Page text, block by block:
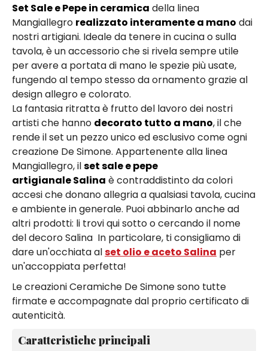
Set Sale e Pepe in ceramica della linea
Mangiallegro realizzato interamente a mano dai
nostri artigiani. Ideale da tenere in cucina o sulla
tavola, è un accessorio che si rivela sempre utile
per avere a portata di mano le spezie più usate,
fungendo al tempo stesso da ornamento grazie al
design allegro e colorato.
La fantasia ritratta è frutto del lavoro dei nostri
artisti che hanno decorato tutto a mano, il che
rende il set un pezzo unico ed esclusivo come ogni
creazione De Simone. Appartenente alla linea
Mangiallegro, ilset sale e pepe
artigianale Salina è contraddistinto da colori
accesi che donano allegria a qualsiasi tavola, cucina
e ambiente in generale. Puoi abbinarlo anche ad
altri prodotti: li trovi qui sotto o cercando il nome
del decoro Salina In particolare, ti consigliamo di
dare un'occhiata alset olio e aceto Salina per
un'accoppiata perfetta!
Le creazioni Ceramiche De Simone sono tutte
firmate e accompagnate dal proprio certificato di
autenticità.
Caratteristiche principali